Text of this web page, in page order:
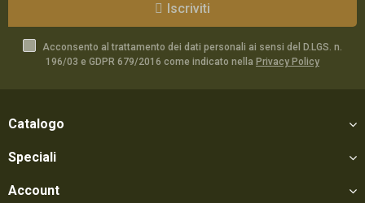
Iscriviti
Acconsento al trattamento dei dati personali ai sensi del D.LGS. n.
196/03 e GDPR 679/2016 come indicato nella Privacy Policy
Catalogo
Speciali
Account